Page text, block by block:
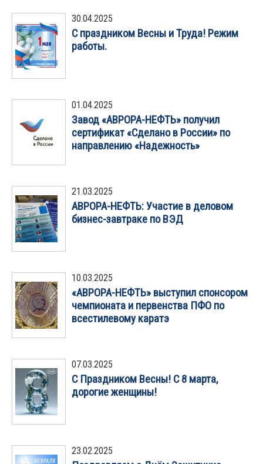
30.04.2025
С праздником Весны и Труда! Режим
работы.
01.04.2025
Завод «АВРОРА-НЕФТЬ» получил
сертификат «Сделано в России» по
направлению «Надежность»
21.03.2025
АВРОРА-НЕФТЬ: Участие в деловом
бизнес-завтраке по ВЭД
10.03.2025
«АВРОРА-НЕФТЬ» выступил спонсором
чемпионата и первенства ПФО по
всестилевому каратэ
07.03.2025
С Праздником Весны! С 8 марта,
дорогие женщины!
23.02.2025